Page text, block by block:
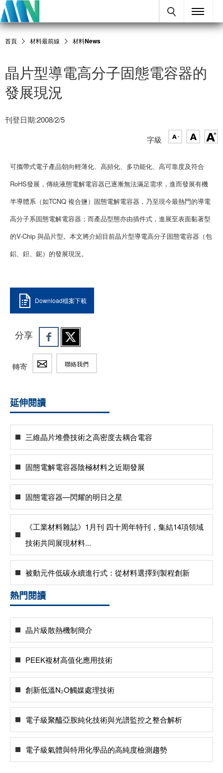
首頁 材料最前線 材料News
晶片型導電高分子固態電容器的
發展現況
刊登日期:2008/2/5
字級
可攜帶式電子產品朝向輕薄化、高頻化、多功能化、高可靠度及符合
RoHS發展，傳統液態電解電容器已逐漸無法滿足需求，進而發展有機
半導體系（如TCNQ 複合鹽）固態電解電容器，乃至現今最熱門的導電
高分子系固態電解電容器；而產品型態亦由插件式，進展至表面黏著型
的V-Chip 與晶片型。本文將介紹目前晶片型導電高分子固態電容器（包
鋁、鉭、鈮）的發展現況。
Download檔案下載
分享
轉寄 聯絡我們
延伸閱讀
三維晶片堆疊技術之高密度去耦合電容
固態電解電容器陰極材料之近期發展
固態電容器—閃耀的明日之星
《工業材料雜誌》1月刊 四十周年特刊，集結14項領域
技術共同展現材料...
被動元件低碳永續進行式：從材料選擇到製程創新
熱門閱讀
晶片級散熱機制簡介
PEEK複材高值化應用技術
創新低溫N₂O觸媒處理技術
電子級聚醯亞胺純化技術與光譜監控之整合解析
電子級氣體與特用化學品的高純度檢測趨勢